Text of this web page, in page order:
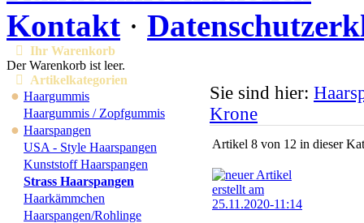
Kontakt ·
Ihr Warenkorb
Der Warenkorb ist leer.
Artikelkategorien
● Haargummis
Haargummis / Zopfgummis
● Haarspangen
USA - Style Haarspangen
Kunststoff Haarspangen
Strass Haarspangen
Haarkämmchen
Haarspangen/Rohlinge
Sie sind hier:
Krone
Artikel 8 von 12 in dieser